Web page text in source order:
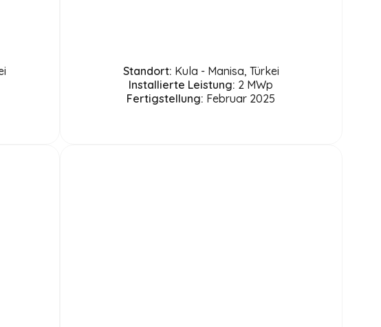
Standort: Kula - Manisa, Türkei
Installierte Leistung: 2 MWp
Fertigstellung: Februar 2025